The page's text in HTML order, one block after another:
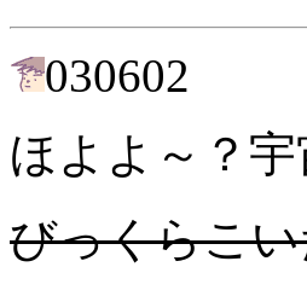
030602
ほよよ～？宇
びっくらこ